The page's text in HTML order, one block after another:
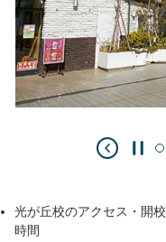
光が丘校のアクセス・開校
時間